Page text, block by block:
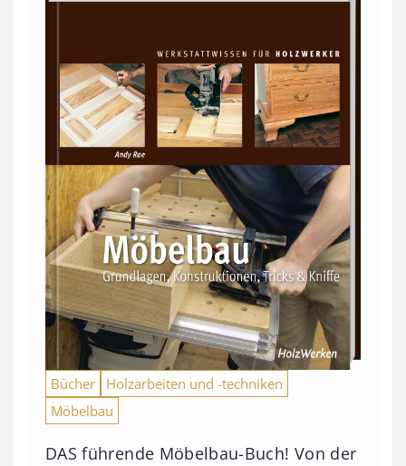
Bücher
Holzarbeiten und -techniken
Möbelbau
DAS führende Möbelbau-Buch! Von der